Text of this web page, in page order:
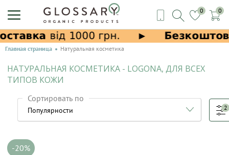
0 0
Главная страница Натуральная косметика
НАТУРАЛЬНАЯ КОСМЕТИКА - LOGONA, ДЛЯ ВСЕХ
ТИПОВ КОЖИ
Сортировать по
2
-20%